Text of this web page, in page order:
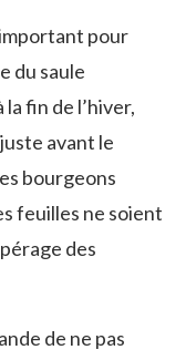
pour
du saule
fin de l’hiver,
avant le
bourgeons
feuilles ne soient
des
de ne pas